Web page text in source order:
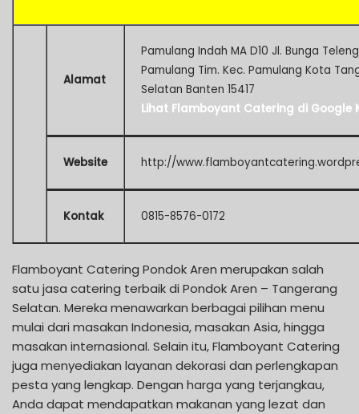
Alamat
Pamulang Indah MA D10 Jl. Bunga
Pamulang Tim. Kec. Pamulang Kota
Selatan Banten 15417
Lihat Flamboyant Catering di Google
Website http://
Kontak 0815-8576-0172
Flamboyant Catering Pondok Aren merupakan salah
satu jasa catering terbaik di Pondok Aren – Tangerang
Selatan. Mereka menawarkan berbagai pilihan menu
mulai dari masakan Indonesia, masakan Asia, hingga
masakan internasional. Selain itu, Flamboyant Catering
juga menyediakan layanan dekorasi dan perlengkapan
pesta yang lengkap. Dengan harga yang terjangkau,
Anda dapat mendapatkan makanan yang lezat dan